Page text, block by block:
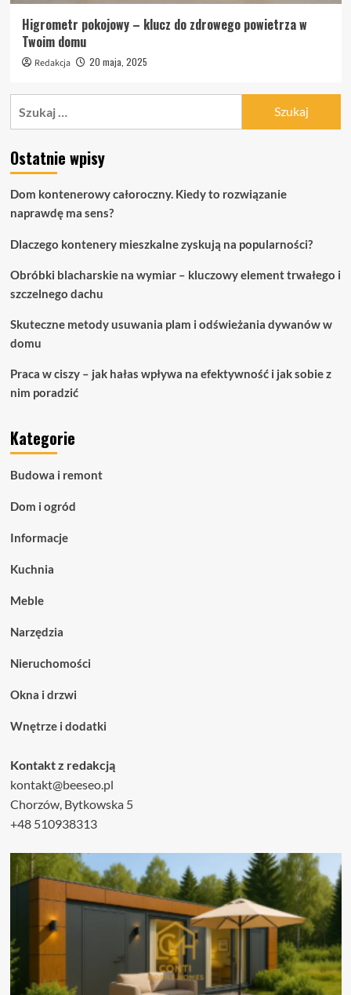
Higrometr pokojowy – klucz do zdrowego powietrza w
Twoim domu
Redakcja 20 maja, 2025
Ostatnie wpisy
Dom kontenerowy całoroczny. Kiedy to rozwiązanie
naprawdę ma sens?
Dlaczego kontenery mieszkalne zyskują na popularności?
Obróbki blacharskie na wymiar – kluczowy element trwałego i
szczelnego dachu
Skuteczne metody usuwania plam i odświeżania dywanów w
domu
Praca w ciszy – jak hałas wpływa na efektywność i jak sobie z
nim poradzić
Kategorie
Budowa i remont
Dom i ogród
Informacje
Kuchnia
Meble
Narzędzia
Nieruchomości
Okna i drzwi
Wnętrze i dodatki
Kontakt z redakcją
kontakt@beeseo.pl
Chorzów, Bytkowska 5
+48 510938313